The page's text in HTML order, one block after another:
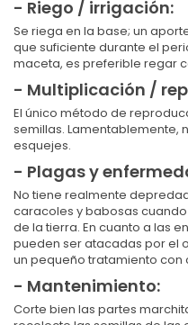
- Riego / irrigación:
Se riega en la base; un
que suficiente durante el
maceta, es preferible regar
- Multiplicación /
El único método de
semillas. Lamentablemente,
esquejes.
- Plagas y
No tiene realmente
caracoles y babosas
de la tierra. En cuanto a las
pueden ser atacadas por el
un pequeño tratamiento con
- Mantenimiento:
Corte bien las partes